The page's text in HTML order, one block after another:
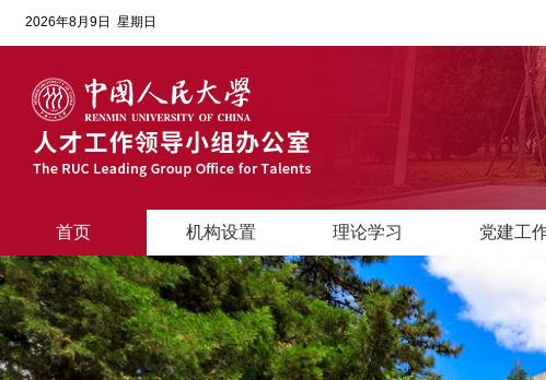
2026年8月9日 星期日
首页 机构设置 理论学习 党建工